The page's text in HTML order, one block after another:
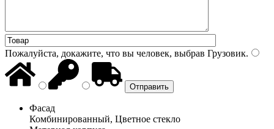
Пожалуйста, докажите, что вы человек, выбрав Грузовик.
Фасад
Комбинированный, Цветное стекло